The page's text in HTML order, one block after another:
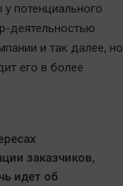
потенциального
деятельностью
и так далее, но
его в более
заказчиков,
идет об